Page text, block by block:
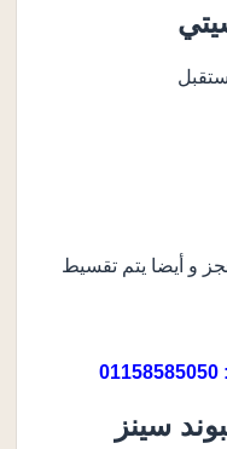
: 5% مقدم حجز و أيضا يتم تقسيط
سينز